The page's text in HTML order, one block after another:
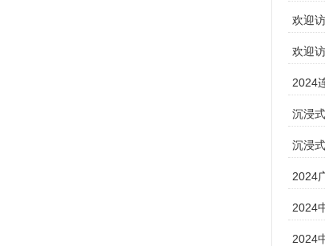
欢迎
欢迎
​2024
沉浸
沉浸
2024
​2024
2024